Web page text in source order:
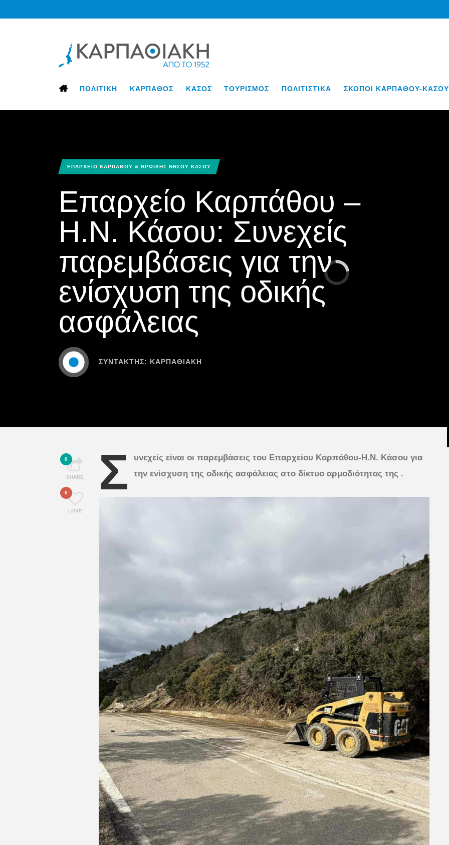
ΠΟΛΙΤΙΚΗ ΚΑΡΠΑΘΟΣ ΚΑΣΟΣ ΤΟΥΡΙΣΜΟΣ ΠΟΛΙΤΙΣΤΙΚΑ ΣΚΟΠΟΙ ΚΑΡΠΑΘΟΥ-ΚΑΣΟΥ
ΕΠΑΡΧΕΙΟ ΚΑΡΠΑΘΟΥ & ΗΡΩΙΚΗΣ ΝΗΣΟΥ ΚΑΣΟΥ
Επαρχείο Καρπάθου –
Η.Ν. Κάσου: Συνεχείς
παρεμβάσεις για την
ενίσχυση της οδικής
ασφάλειας
ΣΥΝΤΆΚΤΗΣ: ΚΑΡΠΑΘΙΑΚΗ
0
SHARE
0
LOVE
Σ
υνεχείς είναι οι παρεμβάσεις του Επαρχείου Καρπάθου-Η.Ν. Κάσου για
την ενίσχυση της οδικής ασφάλειας στο δίκτυο αρμοδιότητας της .